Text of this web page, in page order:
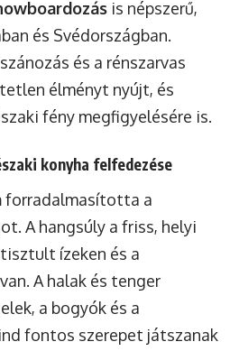
is népszerű,
és Svédországban.
és a rénszarvas
élményt nyújt, és
fény megfigyelésére is.
konyha felfedezése
forradalmasította a
A hangsúly a friss, helyi
ízeken és a
A halak és tenger
a bogyók és a
fontos szerepet játszanak